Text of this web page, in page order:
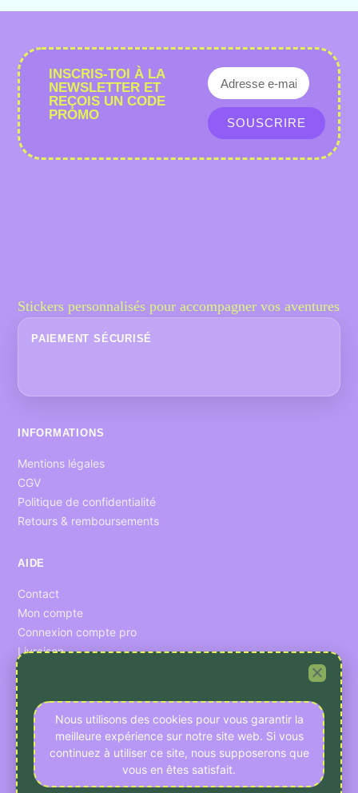
INSCRIS-TOI À LA
NEWSLETTER ET
REÇOIS UN CODE
PROMO
SOUSCRIRE
Stickers personnalisés pour accompagner vos aventures
PAIEMENT SÉCURISÉ
INFORMATIONS
Mentions légales
CGV
Politique de confidentialité
Retours & remboursements
AIDE
Contact
Mon compte
Connexion compte pro
Livraison
Préférences cookies
Données personnelles
RESSOURCES
Nous utilisons des cookies pour vous garantir la
meilleure expérience sur notre site web. Si vous
continuez à utiliser ce site, nous supposerons que
vous en êtes satisfait.